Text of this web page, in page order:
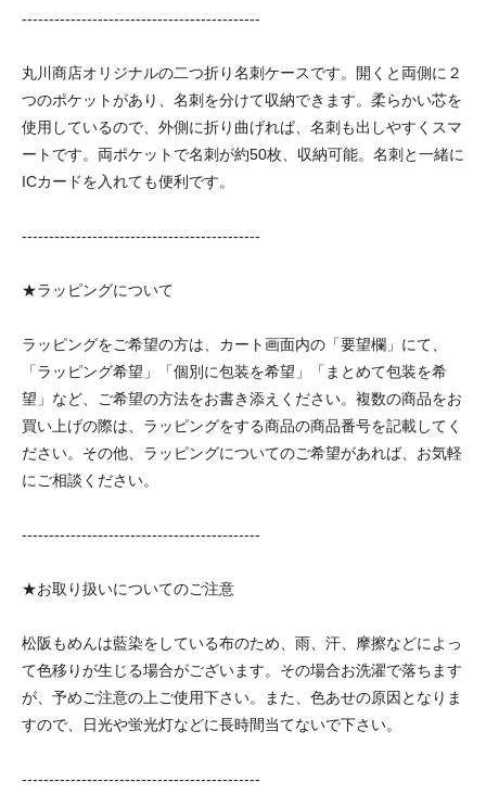
--------------------------------------------
丸川商店オリジナルの二つ折り名刺ケースです。開くと両側に２
つのポケットがあり、名刺を分けて収納できます。柔らかい芯を
使用しているので、外側に折り曲げれば、名刺も出しやすくスマ
ートです。両ポケットで名刺が約50枚、収納可能。名刺と一緒に
ICカードを入れても便利です。
--------------------------------------------
★ラッピングについて
ラッピングをご希望の方は、カート画面内の「要望欄」にて、
「ラッピング希望」「個別に包装を希望」「まとめて包装を希
望」など、ご希望の方法をお書き添えください。複数の商品をお
買い上げの際は、ラッピングをする商品の商品番号を記載してく
ださい。その他、ラッピングについてのご希望があれば、お気軽
にご相談ください。
--------------------------------------------
★お取り扱いについてのご注意
松阪もめんは藍染をしている布のため、雨、汗、摩擦などによっ
て色移りが生じる場合がございます。その場合お洗濯で落ちます
が、予めご注意の上ご使用下さい。また、色あせの原因となりま
すので、日光や蛍光灯などに長時間当てないで下さい。
--------------------------------------------